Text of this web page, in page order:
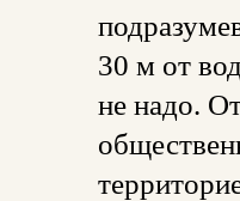
30 м от
не надо.